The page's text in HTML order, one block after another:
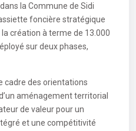
la Commune de Sidi
foncière stratégique
création à terme de 13.000
sur deux phases,
cadre des orientations
aménagement territorial
de valeur pour un
et une compétitivité